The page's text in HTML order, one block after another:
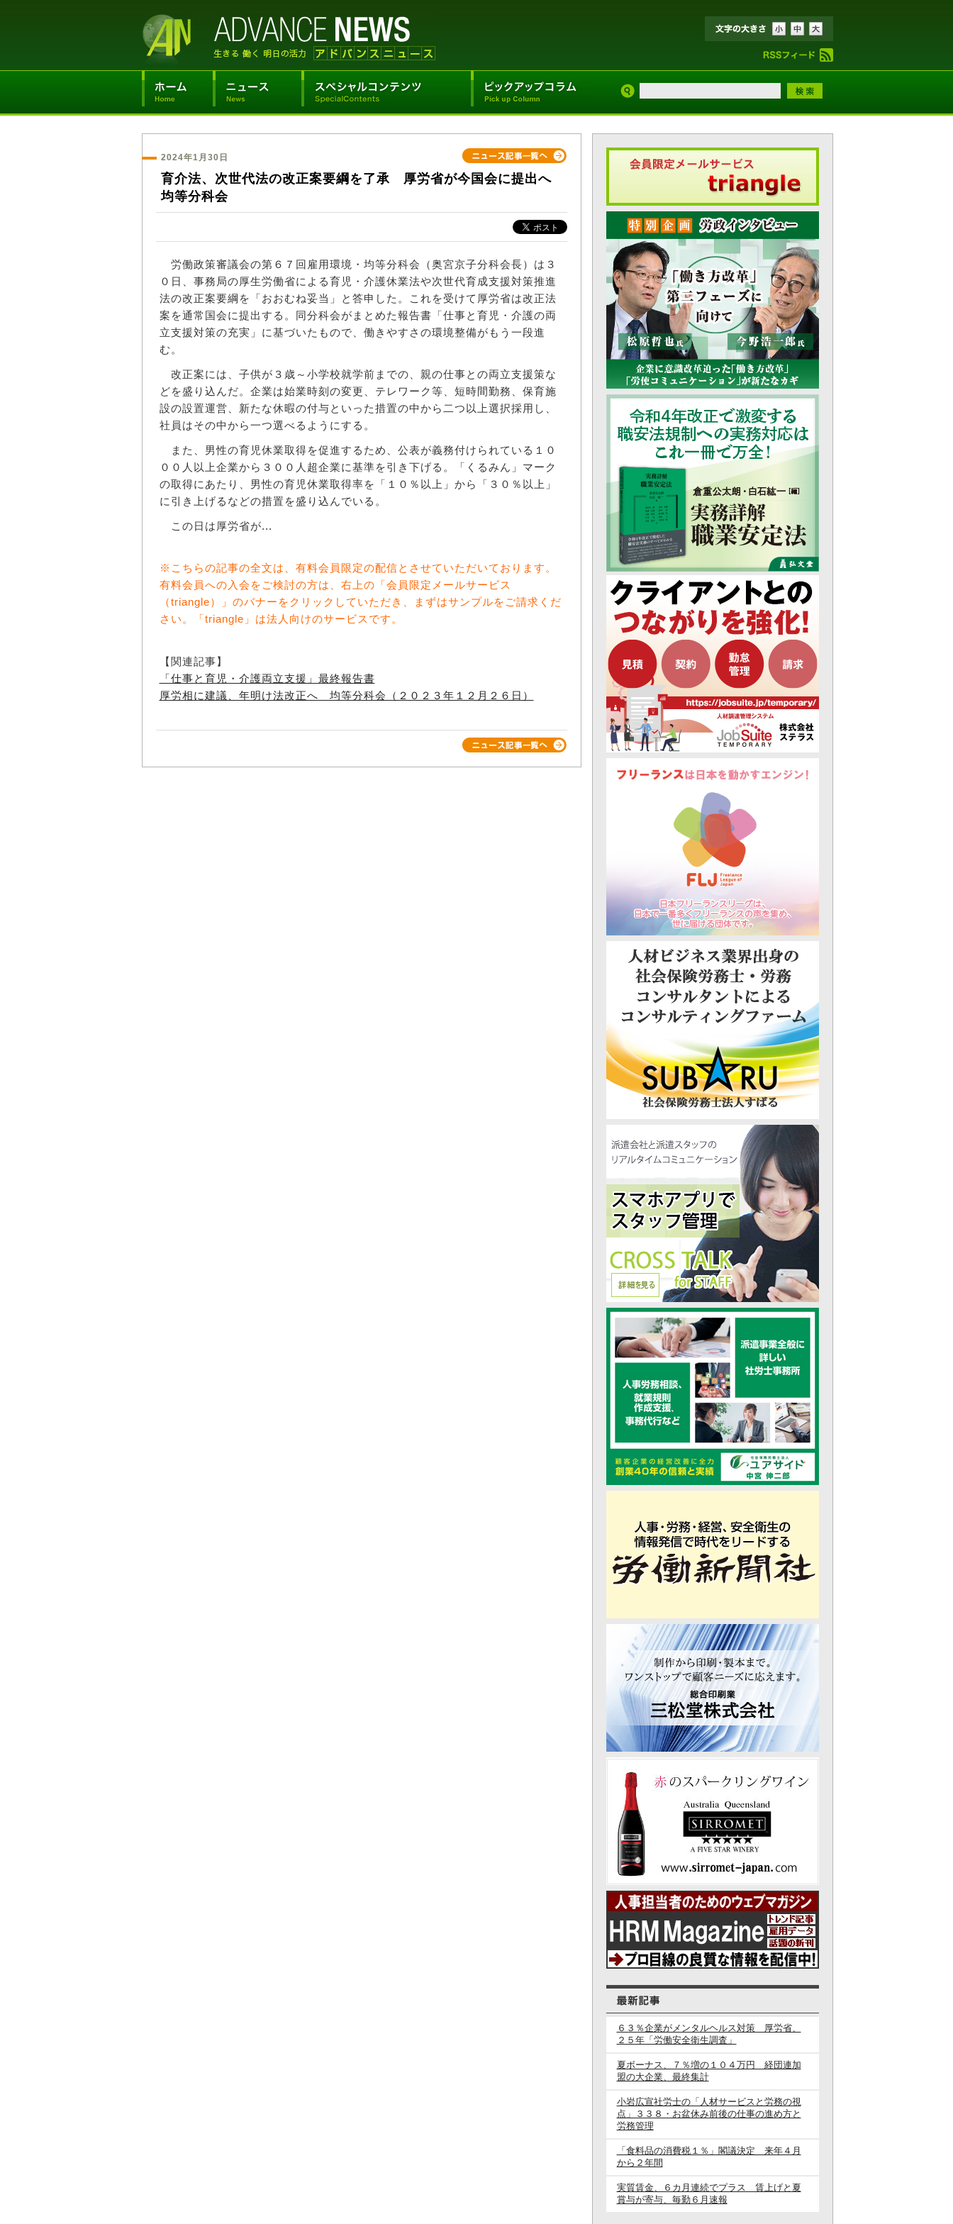
2024年1月30日
育介法、次世代法の改正案要綱を了承 厚労省が今国会に提出へ
均等分科会
労働政策審議会の第６７回雇用環境・均等分科会（奥宮京子分科会長）は３
０日、事務局の厚生労働省による育児・介護休業法や次世代育成支援対策推進
法の改正案要綱を「おおむね妥当」と答申した。これを受けて厚労省は改正法
案を通常国会に提出する。同分科会がまとめた報告書「仕事と育児・介護の両
立支援対策の充実」に基づいたもので、働きやすさの環境整備がもう一段進
む。
改正案には、子供が３歳～小学校就学前までの、親の仕事との両立支援策な
どを盛り込んだ。企業は始業時刻の変更、テレワーク等、短時間勤務、保育施
設の設置運営、新たな休暇の付与といった措置の中から二つ以上選択採用し、
社員はその中から一つ選べるようにする。
また、男性の育児休業取得を促進するため、公表が義務付けられている１０
００人以上企業から３００人超企業に基準を引き下げる。「くるみん」マーク
の取得にあたり、男性の育児休業取得率を「１０％以上」から「３０％以上」
に引き上げるなどの措置を盛り込んでいる。
この日は厚労省が...
※こちらの記事の全文は、有料会員限定の配信とさせていただいております。
有料会員への入会をご検討の方は、右上の「会員限定メールサービス
（triangle）」のバナーをクリックしていただき、まずはサンプルをご請求くだ
さい。「triangle」は法人向けのサービスです。
【関連記事】
「仕事と育児・介護両立支援」最終報告書
厚労相に建議、年明け法改正へ 均等分科会（２０２３年１２月２６日）
６３％企業がメンタルヘルス対策 厚労省、
２５年「労働安全衛生調査」
夏ボーナス、７％増の１０４万円 経団連加
盟の大企業、最終集計
小岩広宣社労士の「人材サービスと労務の視
点」３３８・お盆休み前後の仕事の進め方と
労務管理
「食料品の消費税１％」閣議決定 来年４月
から２年間
実質賃金、６カ月連続でプラス 賃上げと夏
賞与が寄与、毎勤６月速報